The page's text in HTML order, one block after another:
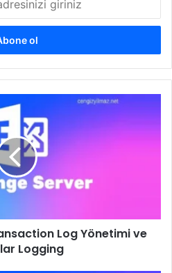
Log Yönetimi ve
Logging